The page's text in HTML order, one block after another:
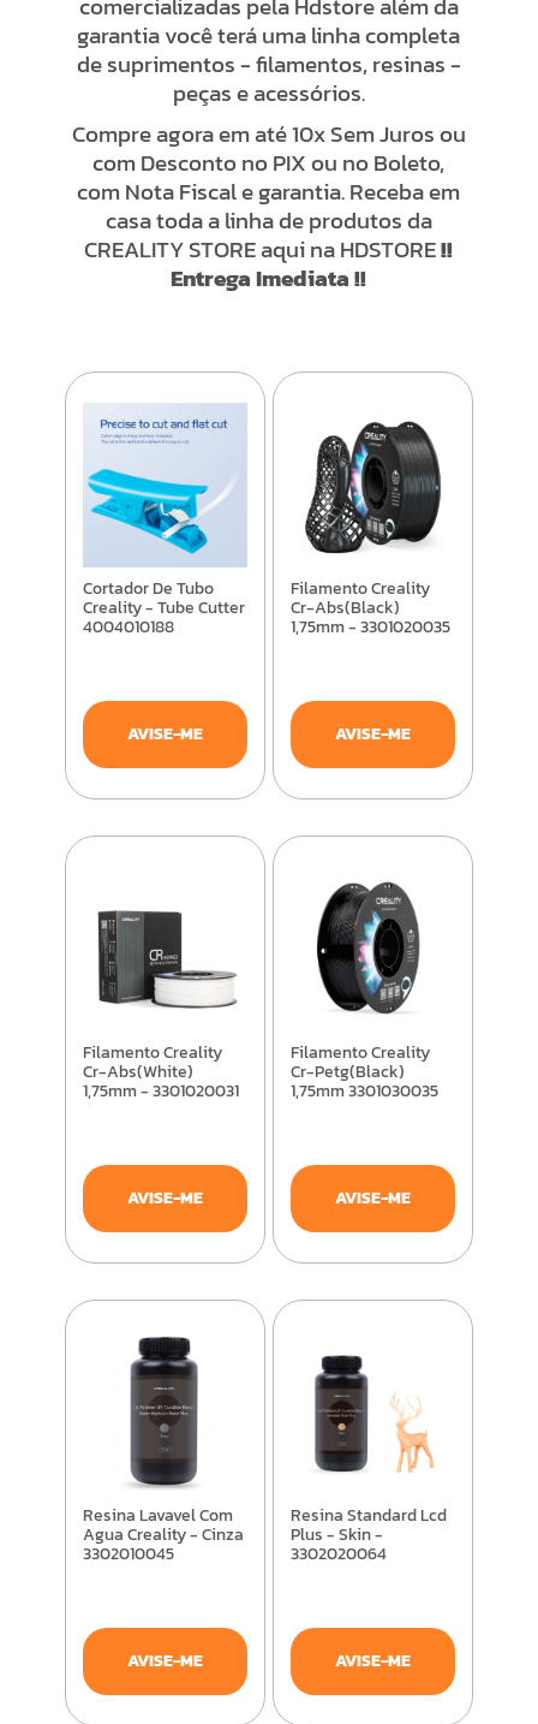
garantia você terá uma linha completa
de suprimentos - filamentos, resinas -
peças e acessórios.
Compre agora em até 10x Sem Juros ou
com Desconto no PIX ou no Boleto,
com Nota Fiscal e garantia. Receba em
casa toda a linha de produtos da
CREALITY STORE aqui na HDSTORE!!
Entrega Imediata !!
Cortador De Tubo
Creality - Tube Cutter
4004010188
AVISE-ME
Filamento Creality
Cr-Abs(Black)
1,75mm - 3301020035
AVISE-ME
Filamento Creality
Cr-Abs(White)
1,75mm - 3301020031
AVISE-ME
Filamento Creality
Cr-Petg(Black)
1,75mm 3301030035
AVISE-ME
Resina Lavavel Com
Agua Creality - Cinza
3302010045
AVISE-ME
Resina Standard Lcd
Plus - Skin -
3302020064
AVISE-ME